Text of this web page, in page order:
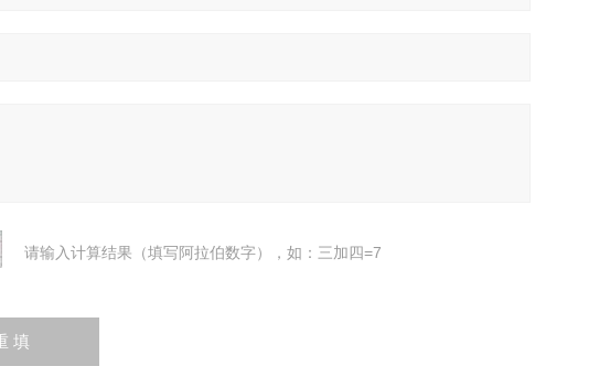
请输入计算结果（填写阿拉伯数字），如：三加四=7